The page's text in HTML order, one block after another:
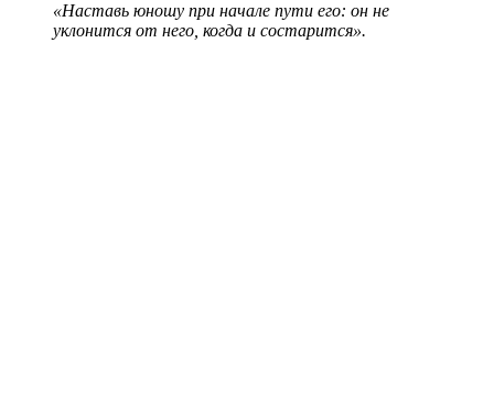
«Наставь юношу при начале пути его: он не
уклонится от него, когда и состарится».